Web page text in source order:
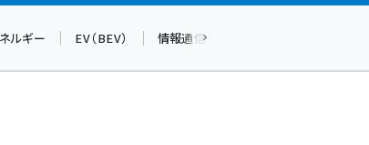
ルギー EV（BEV） 情報通信（ICT）